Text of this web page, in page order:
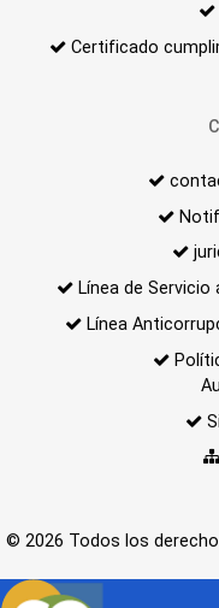
Certificado
Línea de Servicio
Línea
© 2026 Todos los